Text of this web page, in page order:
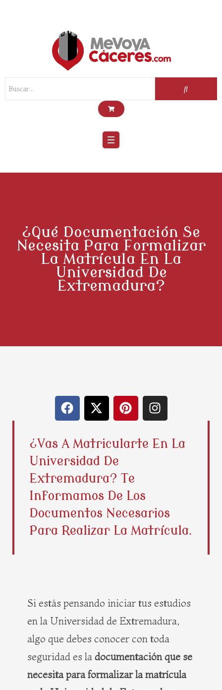
¿Qué Documentación Se
Necesita Para Formalizar
La Matrícula En La
Universidad De
Extremadura?
F
a
e
b
o
o
k
X
-
w
i
t
t
r
P
i
t
e
e
s
t
I
n
t
a
¿Vas A Matricularte En La
Universidad De
Extremadura? Te
Informamos De Los
Documentos Necesarios
Para Realizar La Matrícula.
Si estás pensando iniciar tus estudios
en la Universidad de Extremadura,
algo que debes conocer con toda
seguridad es la documentación que se
necesita para formalizar la matrícula